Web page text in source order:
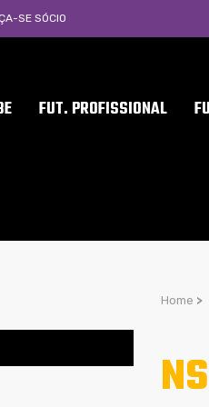
SE SÓCIO
FUT. PROFISSIONAL
Home >